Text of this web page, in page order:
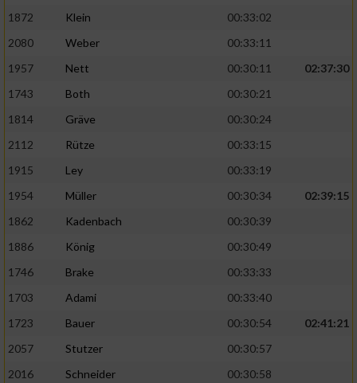
1872
Klein
00:33:02
2080
Weber
00:33:11
1957
Nett 00:30:11
02:37:30
1743
Both
00:30:21
1814
Gräve
00:30:24
2112
Rütze
00:33:15
1915
Ley
00:33:19
1954
Müller 00:30:34
02:39:15
1862
Kadenbach
00:30:39
1886
König
00:30:49
1746
Brake
00:33:33
1703
Adami
00:33:40
1723
Bauer 00:30:54
02:41:21
2057
Stutzer
00:30:57
2016
Schneider
00:30:58